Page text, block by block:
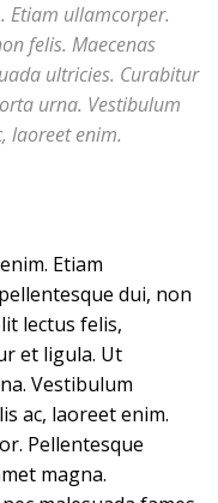
Etiam ullamcorper.
felis. Maecenas
ultricies. Curabitur
urna. Vestibulum
laoreet enim.
Etiam
dui, non
lectus felis,
et ligula. Ut
Vestibulum
ac, laoreet enim.
Pellentesque
magna.